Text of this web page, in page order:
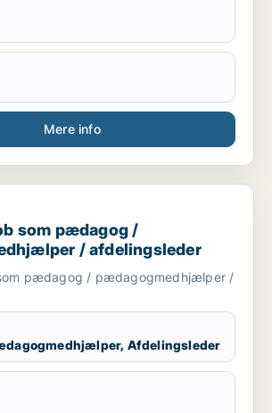
Mere info
pædagog / pædagogmedhjælper /
som pædagog /
/ afdelingsleder
pædagog / pædagogmedhjælper /
Afdelingsleder